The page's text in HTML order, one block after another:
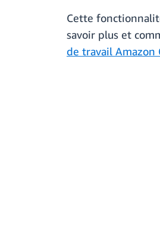
Cette
savoir plus et
de travail Amazon